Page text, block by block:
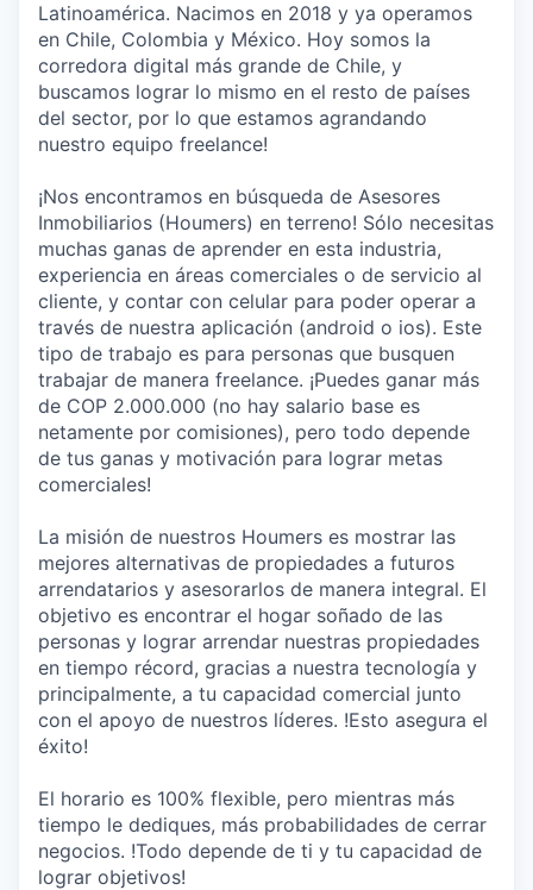
Latinoamérica. Nacimos en 2018 y ya operamos
en Chile, Colombia y México. Hoy somos la
corredora digital más grande de Chile, y
buscamos lograr lo mismo en el resto de países
del sector, por lo que estamos agrandando
nuestro equipo freelance!
¡Nos encontramos en búsqueda de Asesores
Inmobiliarios (Houmers) en terreno! Sólo necesitas
muchas ganas de aprender en esta industria,
experiencia en áreas comerciales o de servicio al
cliente, y contar con celular para poder operar a
través de nuestra aplicación (android o ios). Este
tipo de trabajo es para personas que busquen
trabajar de manera freelance. ¡Puedes ganar más
de COP 2.000.000 (no hay salario base es
netamente por comisiones), pero todo depende
de tus ganas y motivación para lograr metas
comerciales!
La misión de nuestros Houmers es mostrar las
mejores alternativas de propiedades a futuros
arrendatarios y asesorarlos de manera integral. El
objetivo es encontrar el hogar soñado de las
personas y lograr arrendar nuestras propiedades
en tiempo récord, gracias a nuestra tecnología y
principalmente, a tu capacidad comercial junto
con el apoyo de nuestros líderes. !Esto asegura el
éxito!
El horario es 100% flexible, pero mientras más
tiempo le dediques, más probabilidades de cerrar
negocios. !Todo depende de ti y tu capacidad de
lograr objetivos!